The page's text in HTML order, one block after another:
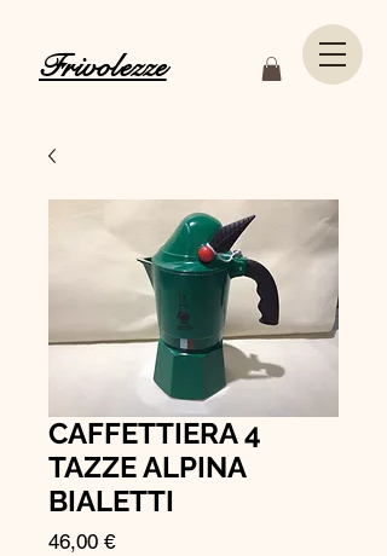
Frivolezze
CAFFETTIERA 4
TAZZE ALPINA
BIALETTI
46,00 €Prezzo